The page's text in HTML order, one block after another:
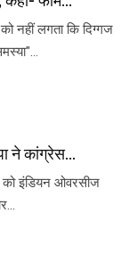
नहीं लगता कि दिग्गज
ने कांग्रेस...
को इंडियन ओवरसीज